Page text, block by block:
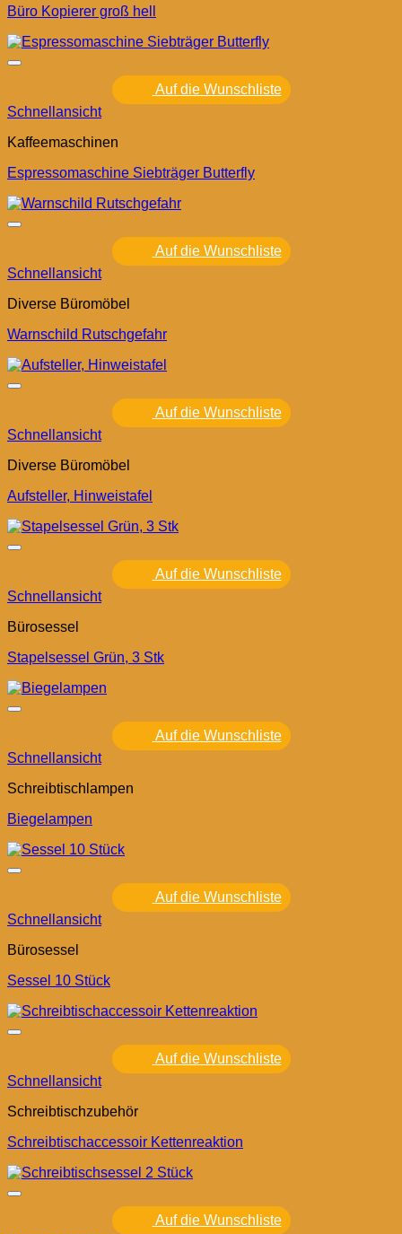
Büro Kopierer groß hell
Auf die Wunschliste
Schnellansicht
Kaffeemaschinen
Espressomaschine Siebträger Butterfly
Auf die Wunschliste
Schnellansicht
Diverse Büromöbel
Warnschild Rutschgefahr
Auf die Wunschliste
Schnellansicht
Diverse Büromöbel
Aufsteller, Hinweistafel
Auf die Wunschliste
Schnellansicht
Bürosessel
Stapelsessel Grün, 3 Stk
Auf die Wunschliste
Schnellansicht
Schreibtischlampen
Biegelampen
Auf die Wunschliste
Schnellansicht
Bürosessel
Sessel 10 Stück
Auf die Wunschliste
Schnellansicht
Schreibtischzubehör
Schreibtischaccessoir Kettenreaktion
Auf die Wunschliste